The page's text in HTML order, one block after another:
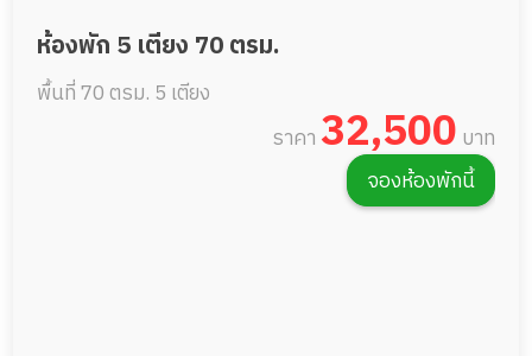
ห้องพัก 5 เตียง 70 ตรม.
พื้นที่ 70 ตรม. 5 เตียง
ราคา 32,500 บาท
จองห้องพักนี้